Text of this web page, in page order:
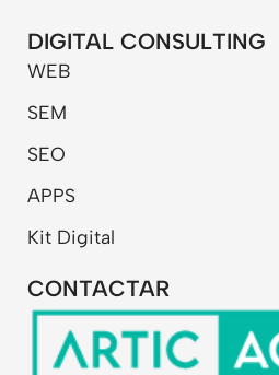
n
k
e
d
i
n
s
t
DIGITAL CONSULTING
WEB
SEM
SEO
APPS
Kit Digital
CONTACTAR